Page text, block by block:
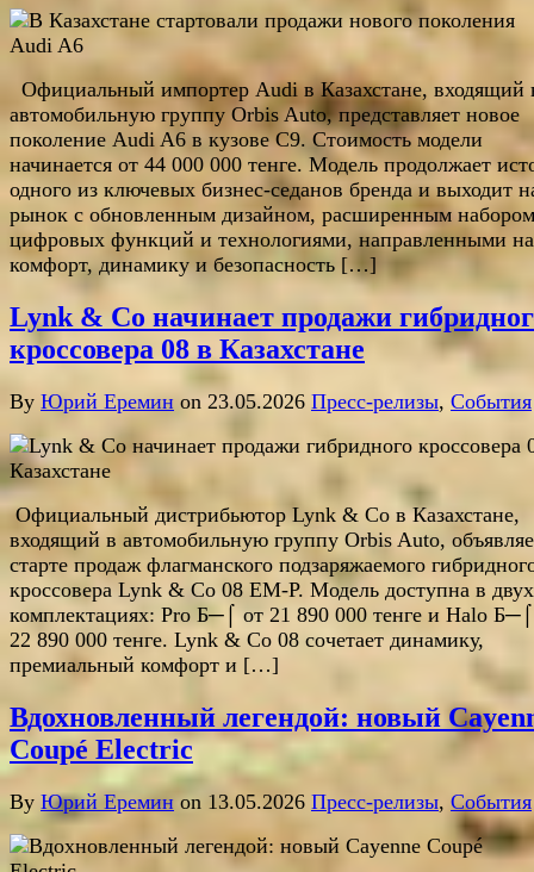
Официальный импортер Audi в Казахстане, входящий
автомобильную группу Orbis Auto, представляет новое
поколение Audi A6 в кузове С9. Стоимость модели
начинается от 44 000 000 тенге. Модель продолжает
одного из ключевых бизнес-седанов бренда и выходит
рынок с обновленным дизайном, расширенным набором
цифровых функций и технологиями, направленными на
комфорт, динамику и безопасность […]
Lynk & Co начинает продажи
кроссовера 08 в Казахстане
By Юрий Еремин on 23.05.2026 Пресс-релизы, События
Официальный дистрибьютор Lynk & Co в Казахстане,
входящий в автомобильную группу Orbis Auto,
старте продаж флагманского подзаряжаемого
кроссовера Lynk & Co 08 EM-P. Модель доступна в двух
комплектациях: Pro Б─⌠ от 21 890 000 тенге и Halo
22 890 000 тенге. Lynk & Co 08 сочетает динамику,
премиальный комфорт и […]
Вдохновленный легендой: новый
Coupé Electric
By Юрий Еремин on 13.05.2026 Пресс-релизы, События